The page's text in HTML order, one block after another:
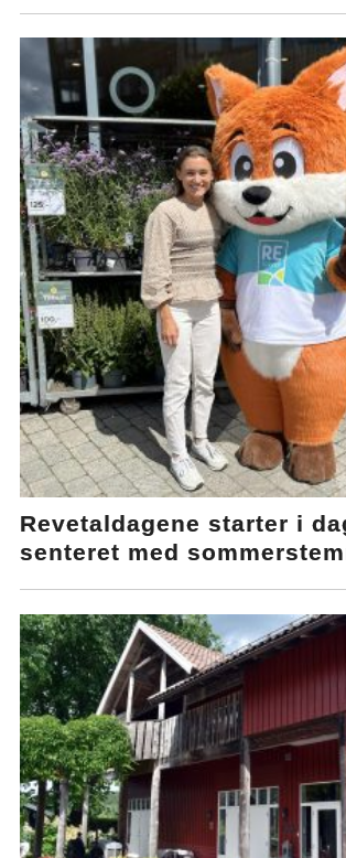
Revetaldagene starter i
senteret med